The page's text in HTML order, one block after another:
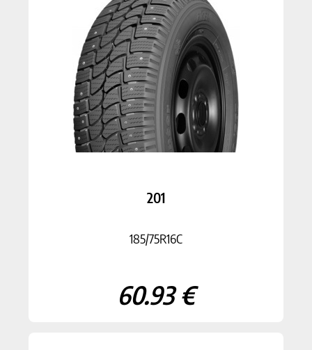
201
185/75R16C
60.93 €